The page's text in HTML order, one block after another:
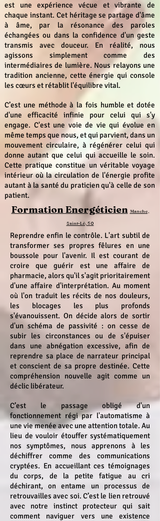
est une expérience vécue et vibrante de
chaque instant. Cet héritage se partage d'âme
à âme, par la résonance des paroles
échangées ou dans la confidence d'un geste
transmis avec douceur. En réalité, nous
agissons simplement comme des
intermédiaires de lumière. Nous relayons une
tradition ancienne, cette énergie qui console
les cœurs et rétablit l'équilibre vital.
C’est une méthode à la fois humble et dotée
d'une efficacité infinie pour celui qui s'y
engage. C'est une voie de vie qui évolue en
même temps que nous, et qui parvient, dans un
mouvement circulaire, à régénérer celui qui
donne autant que celui qui accueille le soin.
Cette pratique constitue un véritable voyage
intérieur où la circulation de l'énergie profite
autant à la santé du praticien qu'à celle de son
patient.
Formation Energéticien Manche,
Saint-Lô, 50
Reprendre enfin le contrôle. L'art subtil de
transformer ses propres fêlures en une
boussole pour l'avenir. Il est courant de
croire que guérir est une affaire de
pharmacie, alors qu'il s'agit prioritairement
d'une affaire d'interprétation. Au moment
où l'on traduit les récits de nos douleurs,
les blocages les plus profonds
s'évanouissent. On décide alors de sortir
d'un schéma de passivité : on cesse de
subir les circonstances ou de s'épuiser
dans une abnégation excessive, afin de
reprendre sa place de narrateur principal
et conscient de sa propre destinée. Cette
compréhension nouvelle agit comme un
déclic libérateur.
C’est le passage obligé d'un
fonctionnement régi par l'automatisme à
une vie menée avec une attention totale. Au
lieu de vouloir étouffer systématiquement
nos symptômes, nous apprenons à les
déchiffrer comme des communications
cryptées. En accueillant ces témoignages
du corps, de la petite fatigue au cri
déchirant, on entame un processus de
retrouvailles avec soi. C’est le lien retrouvé
avec notre instinct protecteur qui sait
comment naviguer vers une existence